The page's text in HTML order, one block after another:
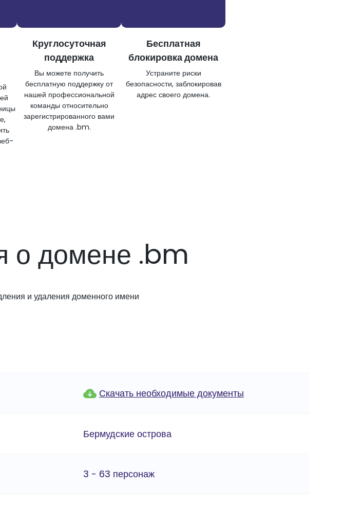
Круглосуточная
поддержка
Вы можете получить
бесплатную поддержку от
нашей профессиональной
команды относительно
зарегистрированного вами
домена .bm.
Бесплатная
блокировка домена
Устраните риски
безопасности, заблокировав
адрес своего домена.
о домене .bm
и удаления доменного имени
Скачать необходимые документы
Бермудские острова
3 - 63 персонаж